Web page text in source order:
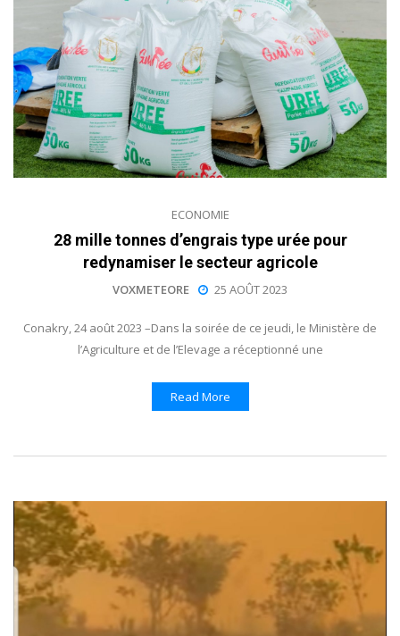
ECONOMIE
28 mille tonnes d’engrais type urée pour
redynamiser le secteur agricole
VOXMETEORE 25 AOÛT 2023
Conakry, 24 août 2023 –Dans la soirée de ce jeudi, le Ministère de
l’Agriculture et de l’Elevage a réceptionné une
Read More